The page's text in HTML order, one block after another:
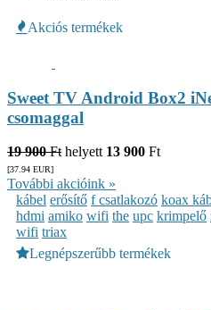
Akciós termékek
Sweet TV Android Box2
csomaggal
19 900 Fthelyett 13 900 Ft
[37.94 EUR]
További akcióink »
kábel erősítő f csatlakozó koax
hdmi amiko wifi the upc krimpelő
wifi triax
Legnépszerűbb termékek